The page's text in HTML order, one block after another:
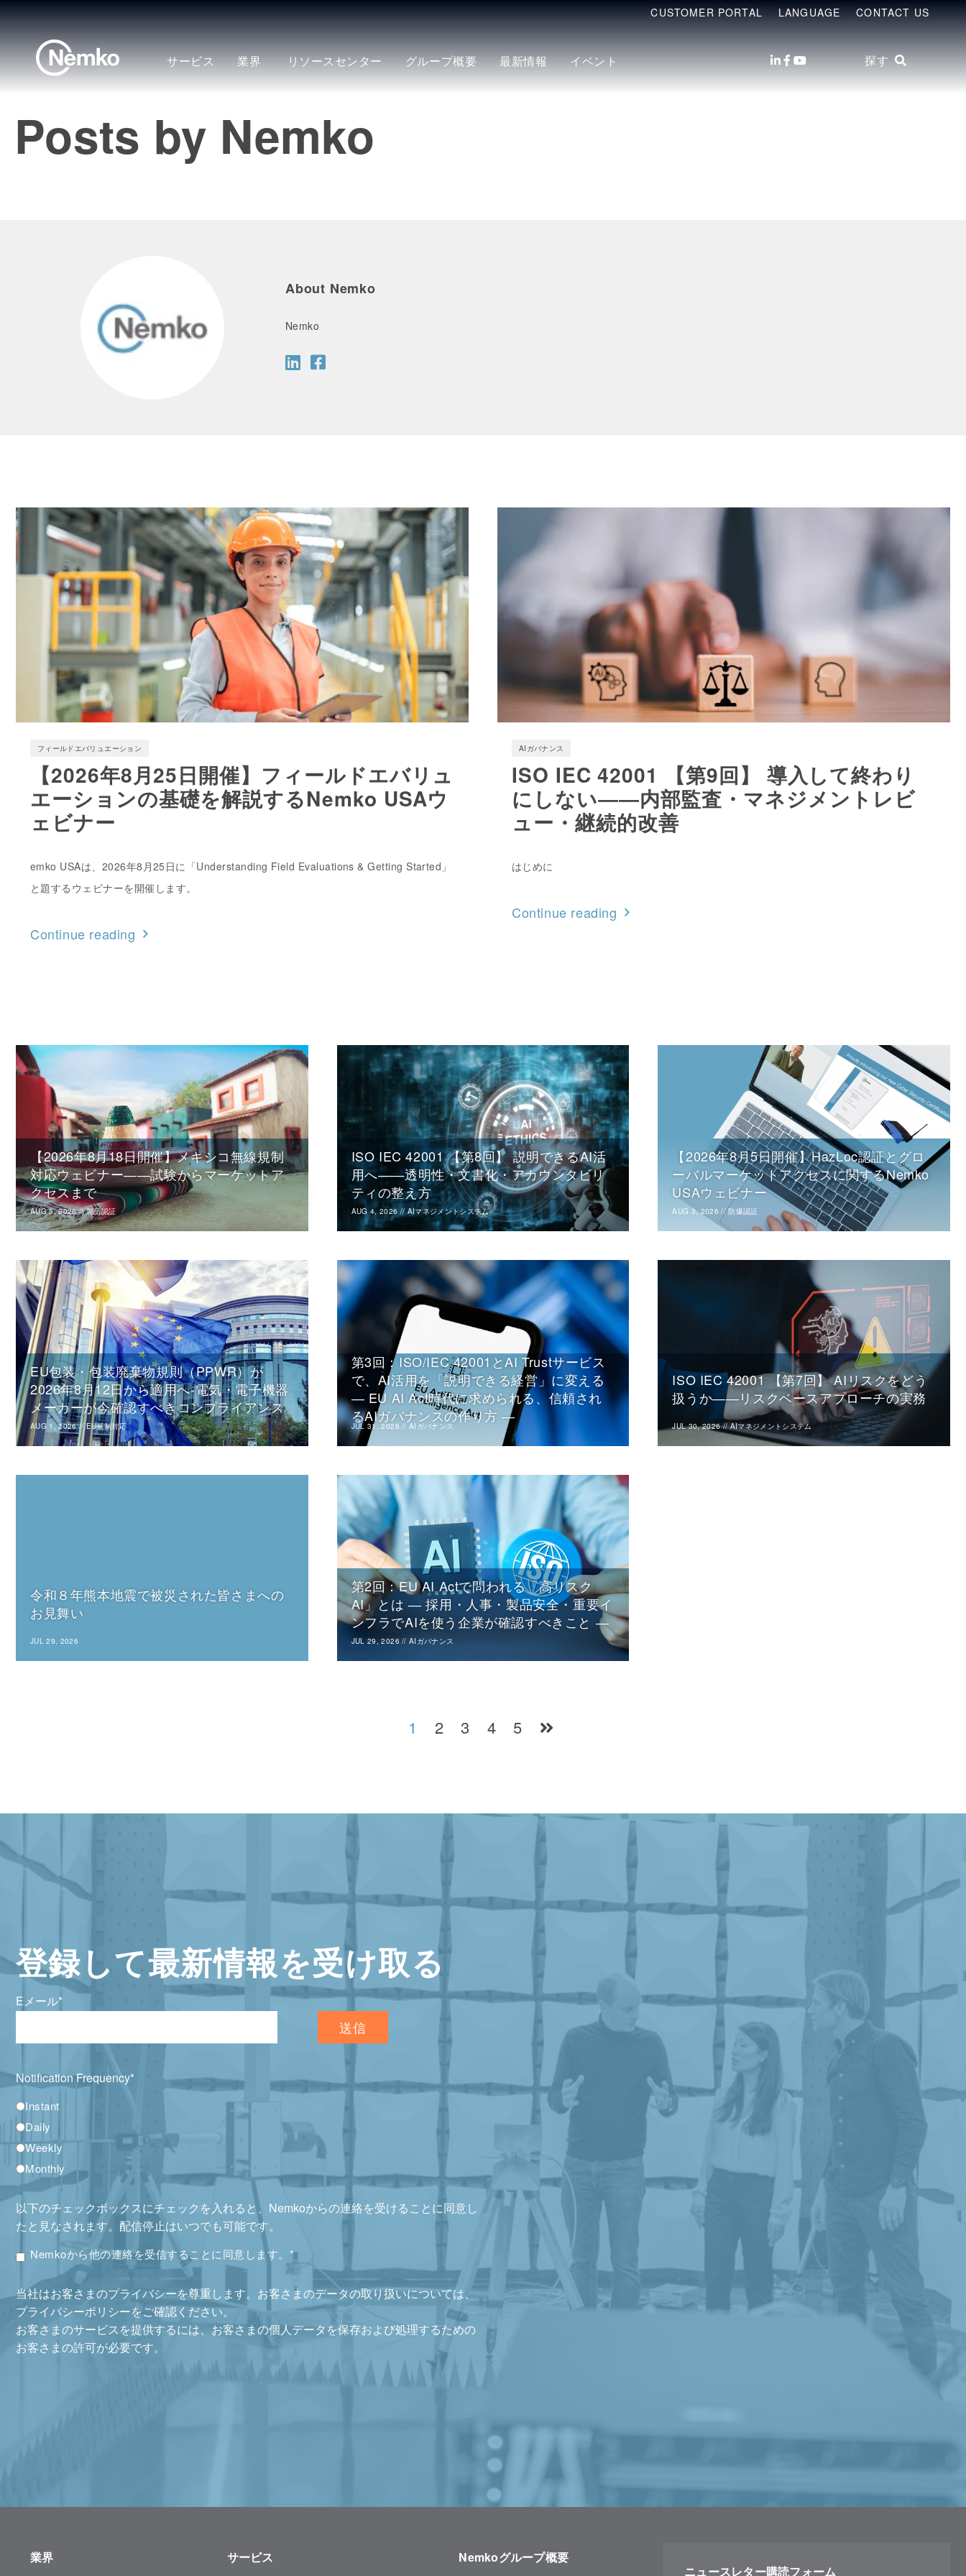
CUSTOMER PORTAL LANGUAGE CONTACT US
サービス 業界 リソースセンター グループ概要 最新情報 イベント 探す
Posts by Nemko
About Nemko
Nemko
フィールドエバリュエーション
【2026年8月25日開催】フィールドエバリュ
エーションの基礎を解説するNemko USAウ
ェビナー
emko USAは、2026年8月25日に「Understanding Field Evaluations & Getting Started」
と題するウェビナーを開催します。
Continue reading
AIガバナンス
ISO IEC 42001 【第9回】 導入して終わり
にしない――内部監査・マネジメントレビ
ュー・継続的改善
はじめに
Continue reading
【2026年8月18日開催】メキシコ無線規制
対応ウェビナー――試験からマーケットア
クセスまで
AUG 5, 2026 //製品認証
ISO IEC 42001 【第8回】 説明できるAI活
用へ――透明性・文書化・アカウンタビリ
ティの整え方
AUG 4, 2026 //AIマネジメントシステム
【2026年8月5日開催】HazLoc認証とグロ
ーバルマーケットアクセスに関するNemko
USAウェビナー
AUG 3, 2026 //防爆認証
EU包装・包装廃棄物規則（PPWR）が
2026年8月12日から適用へ-電気・電子機器
メーカーが今確認すべきコンプライアンス
AUG 1, 2026 //EU規制対応
第3回：ISO/IEC 42001とAI Trustサービス
で、AI活用を「説明できる経営」に変える
― EU AI Act時代に求められる、信頼され
るAIガバナンスの作り方 ―
JUL 31, 2026 // AIガバナンス
ISO IEC 42001 【第7回】 AIリスクをどう
扱うか――リスクベースアプローチの実務
JUL 30, 2026 //AIマネジメントシステム
令和８年熊本地震で被災された皆さまへの
お見舞い
JUL 29, 2026
第2回：EU AI Actで問われる「高リスク
AI」とは ― 採用・人事・製品安全・重要イ
ンフラでAIを使う企業が確認すべきこと ―
JUL 29, 2026 // AIガバナンス
1 2 3 4 5
登録して最新情報を受け取る
Eメール*
Notification Frequency*
Instant
Daily
Weekly
Monthly
以下のチェックボックスにチェックを入れると、Nemkoからの連絡を受けることに同意し
たと見なされます。配信停止はいつでも可能です。
Nemkoから他の連絡を受信することに同意します。 *
当社はお客さまのプライバシーを尊重します。お客さまのデータの取り扱いについては、
プライバシーポリシーをご確認ください。
お客さまのサービスを提供するには、お客さまの個人データを保存および処理するための
お客さまの許可が必要です。
業界 サービス
Nemkoグループ概要
ニュースレター購読フォーム